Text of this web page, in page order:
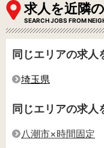
求人を近隣
SEARCH JOBS FROM
同じエリアの求人
埼玉県
同じエリアの求人
八潮市×時間固定